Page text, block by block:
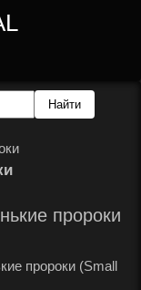
пророки
пророки (Small